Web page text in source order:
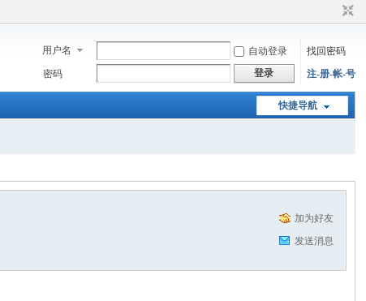
用户名 自动登录
找回密码
密码
登录 注-册-帐-号
快捷导航
加为好友
发送消息